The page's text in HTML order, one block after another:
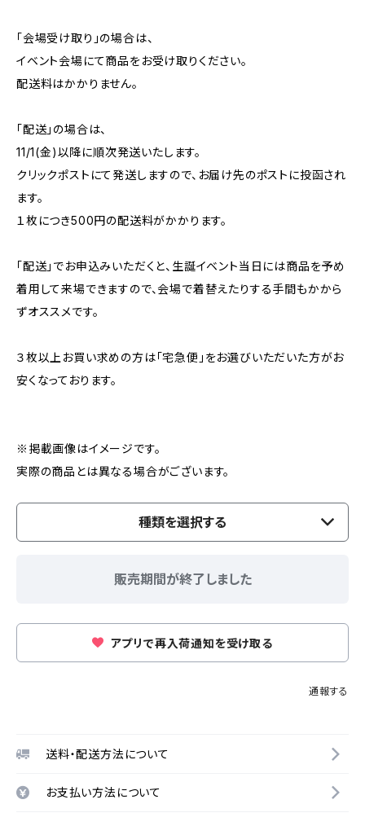
「会場受け取り」の場合は、
イベント会場にて商品をお受け取りください。
配送料はかかりません。
「配送」の場合は、
11/1(金)以降に順次発送いたします。
クリックポストにて発送しますので、お届け先のポストに投函され
ます。
１枚につき500円の配送料がかかります。
「配送」でお申込みいただくと、生誕イベント当日には商品を予め
着用して来場できますので、会場で着替えたりする手間もかから
ずオススメです。
３枚以上お買い求めの方は「宅急便」をお選びいただいた方がお
安くなっております。
※掲載画像はイメージです。
実際の商品とは異なる場合がございます。
種類を選択する
販売期間が終了しました
アプリで再入荷通知を受け取る
通報する
送料・配送方法について
お支払い方法について